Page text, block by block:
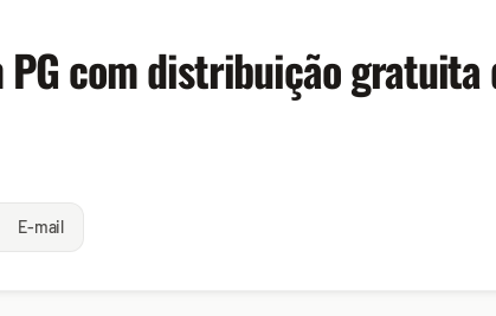
com distribuição gratuita
E-mail